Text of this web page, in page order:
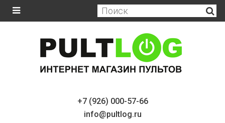
+7 (926) 000-57-66
info@pultlog.ru